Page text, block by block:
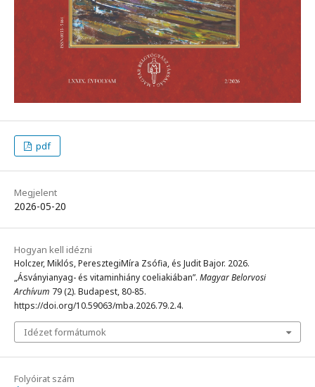
pdf
Megjelent
2026-05-20
Hogyan kell idézni
Holczer, Miklós, PeresztegiMíra Zsófia, és Judit Bajor. 2026.
„Ásványianyag- és vitaminhiány coeliakiában”. Magyar Belorvosi
Archívum 79 (2). Budapest, 80-85.
https://doi.org/10.59063/mba.2026.79.2.4.
Idézet formátumok
Folyóirat szám